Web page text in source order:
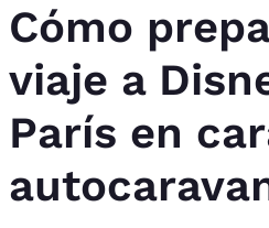
Cómo
viaje a
París en